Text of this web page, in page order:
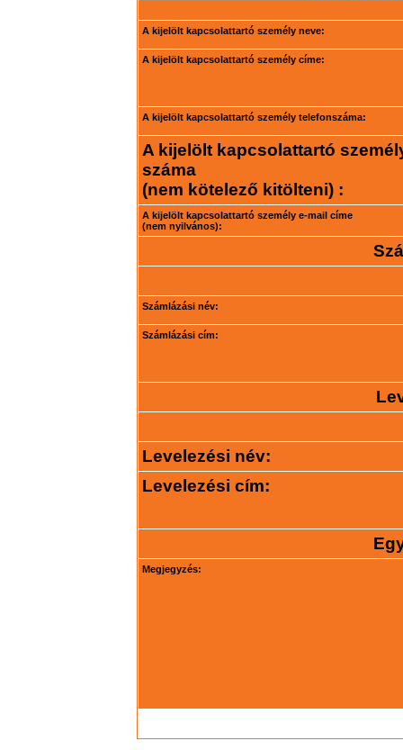
A kijelölt kapcsolattartó személy neve:
A kijelölt kapcsolattartó személy címe:
A kijelölt kapcsolattartó személy telefonszáma:
A kijelölt kapcsolattartó
száma
(nem kötelező kitölteni) :
A kijelölt kapcsolattartó személy e-mail címe
(nem nyilvános):
Számlázási név:
Számlázási cím:
Levelezési név:
Levelezési cím:
Megjegyzés: